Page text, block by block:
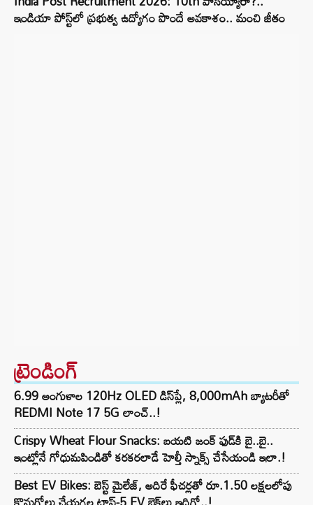
ఇండియా పోస్ట్‌లో ప్రభుత్వ ఉద్యోగం పొందే అవకాశం.. మంచి జీతం
ట్రెండింగ్‌
6.99 అంగుళాల 120Hz OLED డిస్‌ప్లే, 8,000mAh బ్యాటరీతో
REDMI Note 17 5G లాంచ్..!
Crispy Wheat Flour Snacks: బయటి జంక్ ఫుడ్‌కి బై..బై..
ఇంట్లోనే గోధుమపిండితో కరకరలాడే హెల్తీ స్నాక్స్ చేసేయండి ఇలా.!
Best EV Bikes: బెస్ట్ మైలేజ్, అదిరే ఫీచర్లతో రూ.1.50 లక్షలలోపు